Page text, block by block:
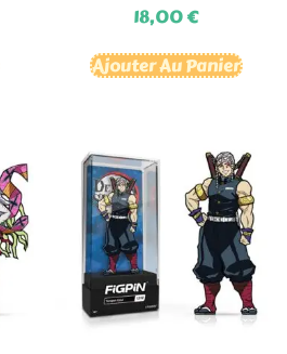
18,00€
Ajouter Au Panier